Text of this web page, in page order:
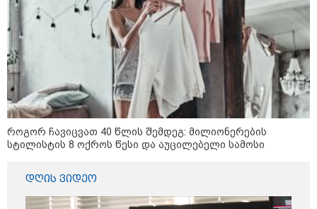
მნიშვნელოვანი პროდუქტის
დეფიციტის წინაშე დგას
რუსეთი ხორბლის ექსპორტის
გადასახადს აძვირებს
მიწები გაძვირდეს
როგორ ჩავიცვათ 40 წლის შემდეგ: მილიონერების
სტილისტის 8 ოქროს წესი და აუცილებელი სამოსი
დღის ვიდეო